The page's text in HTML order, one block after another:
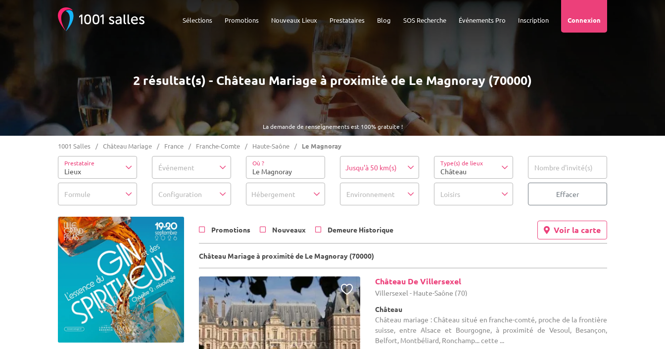
Connexion
Inscription
Événements Pro
SOS Recherche
Blog
Prestataires
Nouveaux Lieux
Promotions
Sélections
La demande de renseignements est 100% gratuite !
2 résultat(s) - Château Mariage à proximité de Le Magnoray (70000)
1001 Salles Château Mariage France Franche-Comte Haute-Saône Le Magnoray
Prestataire
Lieux Événement Où ? Jusqu'à 50 km(s) Type(s) de lieux
Château Nombre d'invité(s)
Formule Configuration Hébergement Environnement Loisirs Effacer
Promotions Nouveaux Demeure Historique Voir la carte
Château Mariage à proximité de Le Magnoray (70000)
Château De Villersexel
Villersexel - Haute-Saône (70)
Château
Château mariage : Château situé en franche-comté, proche de la frontière
suisse, entre Alsace et Bourgogne, à proximité de Vesoul, Besançon,
Belfort, Montbéliard, Ronchamp... cette ...